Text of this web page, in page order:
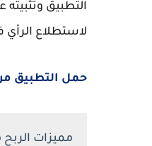
التطبيق
لاستطلاع
حمل التطبيق
مميزات